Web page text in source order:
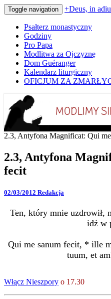
Toggle navigation +Deus, in
Psałterz monastyczny
Godziny
Pro Papa
Modlitwa za Ojczyznę
Dom Guéranger
Kalendarz liturgiczny
OFICJUM ZA
+Deus, in
Codziennie
2.3, Antyfona Magnificat: Qui
2.3, Antyfona
fecit
02/03/2012 Redakcja
Ten, który mnie uzdrowił,
idź w
Qui me sanum fecit, * ille
tuum, et
Włącz Nieszpory o 17.30